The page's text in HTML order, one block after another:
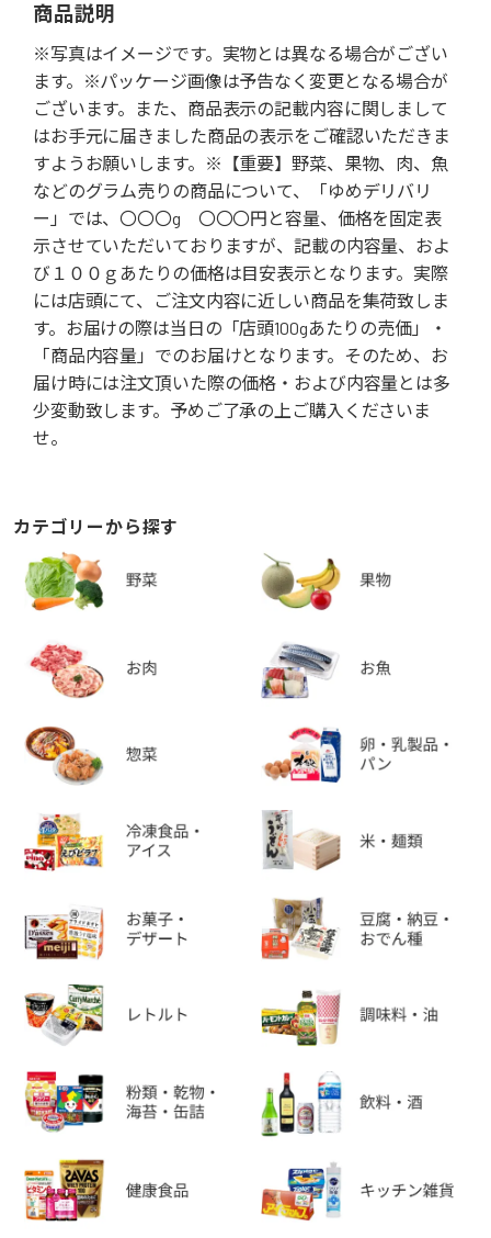
商品説明
※写真はイメージです。実物とは異なる場合がござい
ます。※パッケージ画像は予告なく変更となる場合が
ございます。また、商品表示の記載内容に関しまして
はお手元に届きました商品の表示をご確認いただきま
すようお願いします。※【重要】野菜、果物、肉、魚
などのグラム売りの商品について、「ゆめデリバリ
ー」では、〇〇〇g 〇〇〇円と容量、価格を固定表
示させていただいておりますが、記載の内容量、およ
び１００ｇあたりの価格は目安表示となります。実際
には店頭にて、ご注文内容に近しい商品を集荷致しま
す。お届けの際は当日の「店頭100gあたりの売価」・
「商品内容量」でのお届けとなります。そのため、お
届け時には注文頂いた際の価格・および内容量とは多
少変動致します。予めご了承の上ご購入くださいま
せ。
カテゴリーから探す